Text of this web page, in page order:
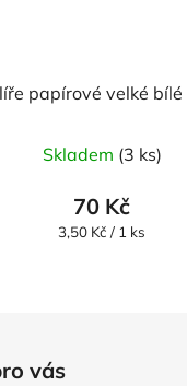
papírové velké bílé
hodnocení
produktu
je
Skladem (3 ks)
70 Kč
Měrná
3,50 Kč / 1 ks
vás